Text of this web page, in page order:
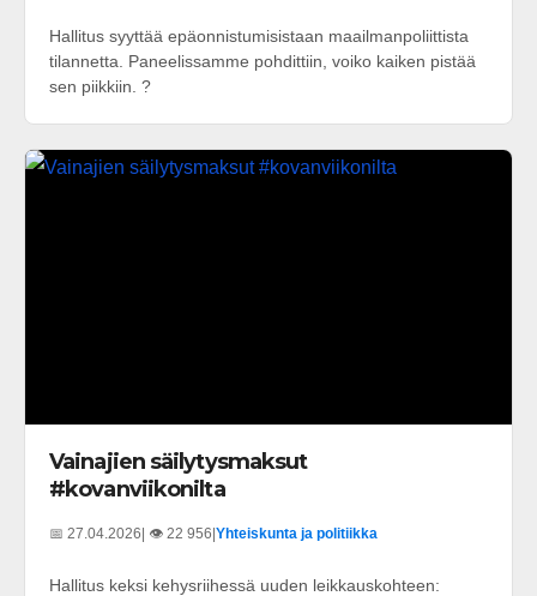
Hallitus syyttää epäonnistumisistaan maailmanpoliittista
tilannetta. Paneelissamme pohdittiin, voiko kaiken pistää
sen piikkiin. ?
Vainajien säilytysmaksut
#kovanviikonilta
📅 27.04.2026| 👁️ 22 956|Yhteiskunta ja politiikka
Hallitus keksi kehysriihessä uuden leikkauskohteen: